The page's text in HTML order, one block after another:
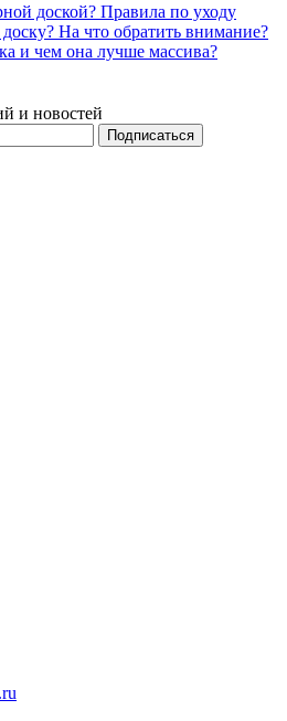
доской? Правила по уходу
На что обратить внимание?
и чем она лучше массива?
и новостей
Подписаться